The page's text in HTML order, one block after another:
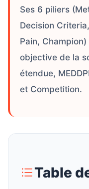
Ses 6 piliers
Decision
Pain,
objective de la
étendue,
et Competition.
Table